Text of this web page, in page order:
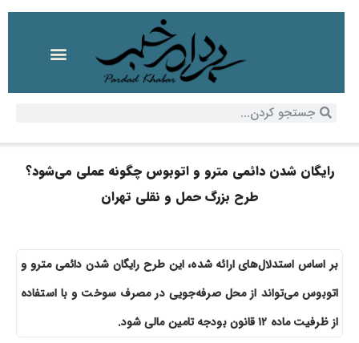
رایگان شدن دائمی مترو و اتوبوس چگونه عملی می‌شود؟
طرح بزرگ حمل‌ و نقلی تهران
بر اساس استدلال‌های ارائه شده، این طرح رایگان شدن دائمی مترو و
اتوبوس می‌تواند از محل صرفه‌جویی در مصرف سوخت و با استفاده
از ظرفیت ماده ۱۲ قانون بودجه تامین مالی شود.